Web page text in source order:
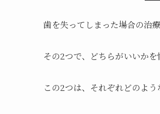
歯を失ってしまった場合の治
その2つで、どちらがいいかを
この2つは、それぞれどのよ